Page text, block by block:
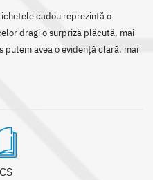
cadou reprezintă o
dragi o surpriză plăcută, mai
putem avea o evidență clară, mai